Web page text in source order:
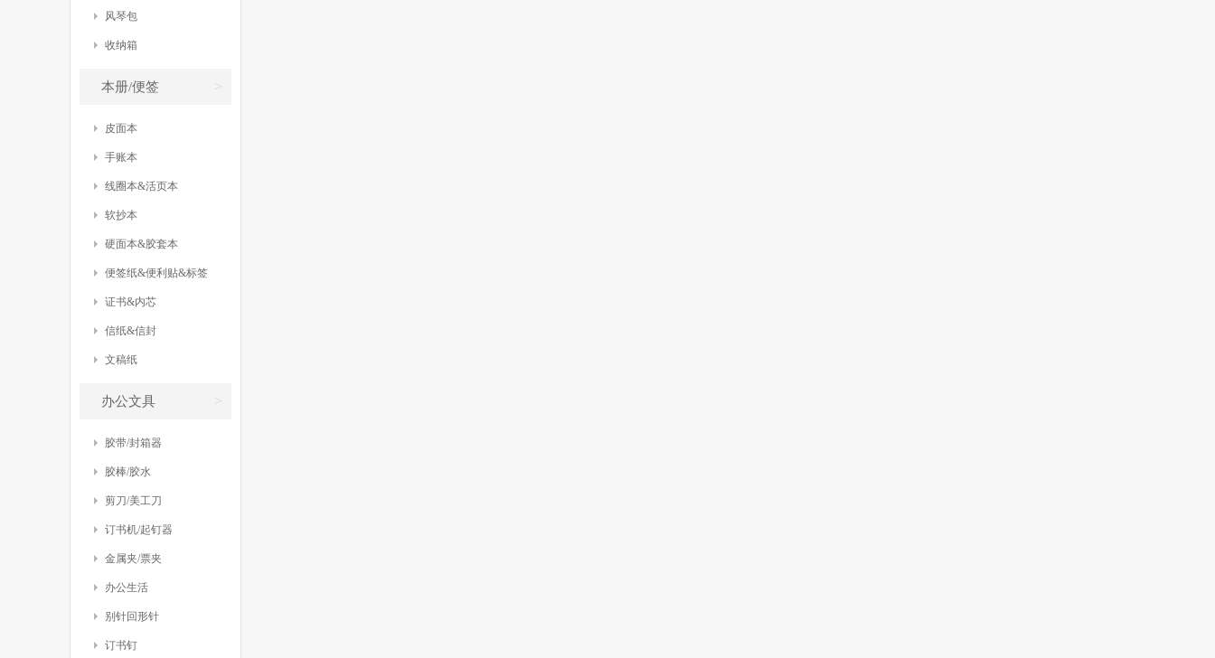
风琴包
收纳箱
本册/便签 >
皮面本
手账本
线圈本&活页本
软抄本
硬面本&胶套本
便签纸&便利贴&标签
证书&内芯
信纸&信封
文稿纸
办公文具 >
胶带/封箱器
胶棒/胶水
剪刀/美工刀
订书机/起钉器
金属夹/票夹
办公生活
别针回形针
订书钉